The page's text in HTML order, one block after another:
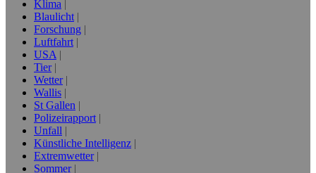
Klima
Blaulicht
Forschung
Luftfahrt
USA
Tier
Wetter
Wallis
St Gallen
Polizeirapport
Unfall
Künstliche Intelligenz
Extremwetter
Sommer